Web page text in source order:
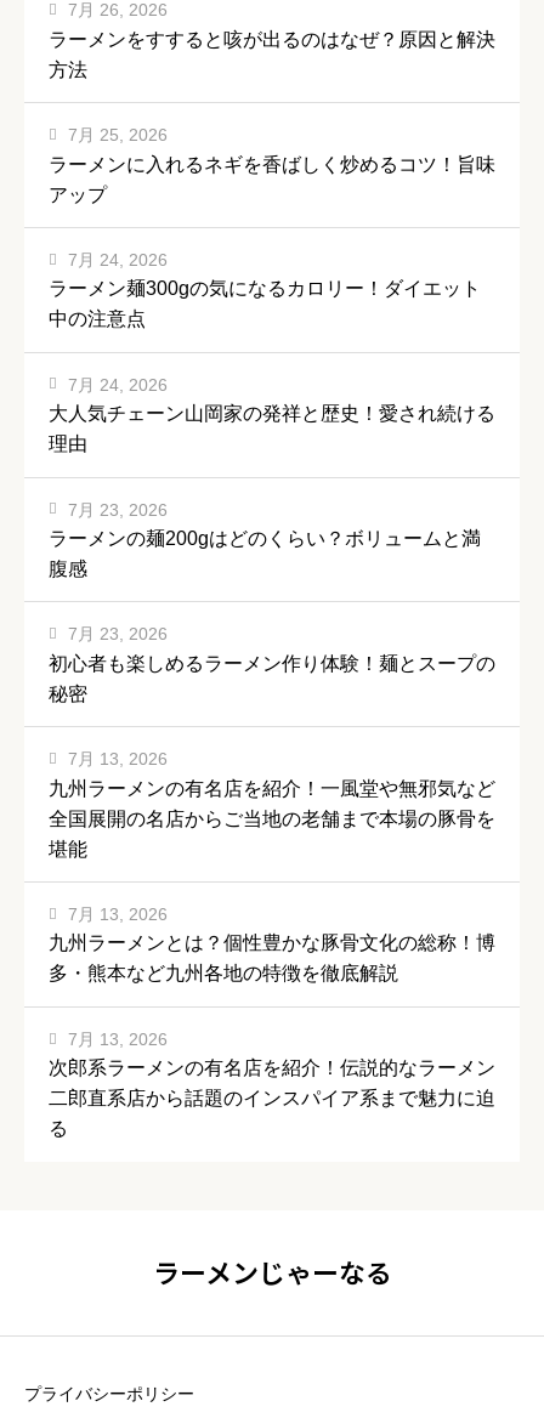
ラーメンをすすると咳が出るのはなぜ？原因と解決
方法
7月 26, 2026
ラーメンに入れるネギを香ばしく炒めるコツ！旨味
アップ
7月 25, 2026
ラーメン麺300gの気になるカロリー！ダイエット
中の注意点
7月 24, 2026
大人気チェーン山岡家の発祥と歴史！愛され続ける
理由
7月 24, 2026
ラーメンの麺200gはどのくらい？ボリュームと満
腹感
7月 23, 2026
初心者も楽しめるラーメン作り体験！麺とスープの
秘密
7月 23, 2026
九州ラーメンの有名店を紹介！一風堂や無邪気など
全国展開の名店からご当地の老舗まで本場の豚骨を
堪能
7月 13, 2026
九州ラーメンとは？個性豊かな豚骨文化の総称！博
多・熊本など九州各地の特徴を徹底解説
7月 13, 2026
次郎系ラーメンの有名店を紹介！伝説的なラーメン
二郎直系店から話題のインスパイア系まで魅力に迫
る
7月 13, 2026
ラーメンじゃーなる
プライバシーポリシー